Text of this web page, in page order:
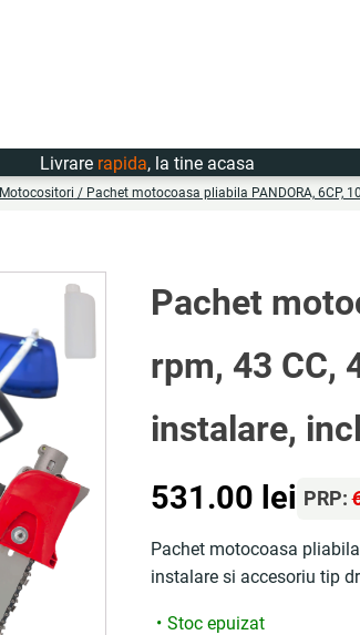
Livrarerapida, la tine acasa
Motocositori / Pachet motocoasa pliabila PANDORA, 6CP,
Pachet
rpm, 43 CC,
instalare,
531.00 lei PRP:
Pachet motocoasa pliabila
instalare si accesoriu tip
Stoc epuizat